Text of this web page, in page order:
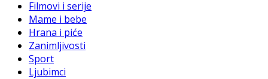
Filmovi i serije
Mame i bebe
Hrana i piće
Zanimljivosti
Sport
Ljubimci